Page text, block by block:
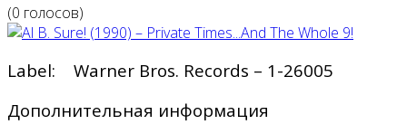
(0 голосов)
Label: Warner Bros. Records – 1-26005
Дополнительная информация